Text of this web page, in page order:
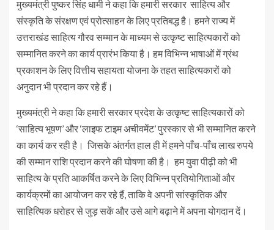
मुख्यमंत्री पुष्कर सिंह धामी ने कहा कि हमारी सरकार साहित्य और
संस्कृति के संरक्षण एवं प्रोत्साहन के लिए प्रतिबद्ध है। हमने राज्य में
उत्तराखंड साहित्य गौरव सम्मान के माध्यम से उत्कृष्ट साहित्यकारों को
सम्मानित करने का कार्य प्रारंभ किया है। हम विभिन्न भाषाओं में ग्रंथ
प्रकाशन के लिए वित्तीय सहायता योजना के तहत साहित्यकारों को
अनुदान भी प्रदान कर रहे हैं।
मुख्यमंत्री ने कहा कि हमारी सरकार प्रदेश के उत्कृष्ट साहित्यकारों को
‘साहित्य भूषण’ और ‘लाइफ टाइम अचीवमेंट’ पुरस्कार से भी सम्मानित करने
का कार्य कर रही है। जिसके अंतर्गत हाल ही में हमने पाँच-पाँच लाख रुपये
की सम्मान राशि प्रदान करने की घोषणा की है। हम युवा पीढ़ी को भी
साहित्य के प्रति आकर्षित करने के लिए विभिन्न प्रतियोगिताओं और
कार्यक्रमों का आयोजन कर रहे हैं, ताकि वे अपनी सांस्कृतिक और
साहित्यिक धरोहर से जुड़ सकें और उसे आगे बढ़ाने में अपना योगदान दें।